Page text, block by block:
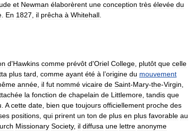
et Newman élaborèrent une conception très élevée du
. En 1827, il prêcha à Whitehall.
d'Hawkins comme prévôt d'Oriel College, plutôt que celle
plus tard, comme ayant été à l’origine du mouvement
année, il fut nommé vicaire de Saint-Mary-the-Virgin,
la fonction de chapelain de Littlemore, tandis que
. A cette date, bien que toujours officiellement proche des
positions, qui prirent un ton de plus en plus favorable au
Missionary Society, il diffusa une lettre anonyme